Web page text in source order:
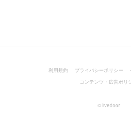
利用規約 プライバシーポリシー
コンテンツ・広告ポリ
© livedoor